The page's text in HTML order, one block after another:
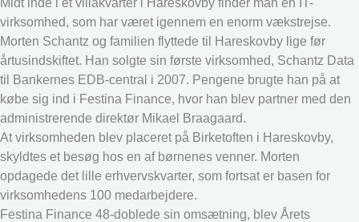
virksomhed, som har været igennem en enorm vækstrejse.
Morten Schantz og familien flyttede til Hareskovby lige før
årtusindskiftet. Han solgte sin første virksomhed, Schantz Data
til Bankernes EDB-central i 2007. Pengene brugte han på at
købe sig ind i Festina Finance, hvor han blev partner med den
administrerende direktør Mikael Braagaard.
At virksomheden blev placeret på Birketoften i Hareskovby,
skyldtes et besøg hos en af børnenes venner. Morten
opdagede det lille erhvervskvarter, som fortsat er basen for
virksomhedens 100 medarbejdere.
Festina Finance 48-doblede sin omsætning, blev Årets